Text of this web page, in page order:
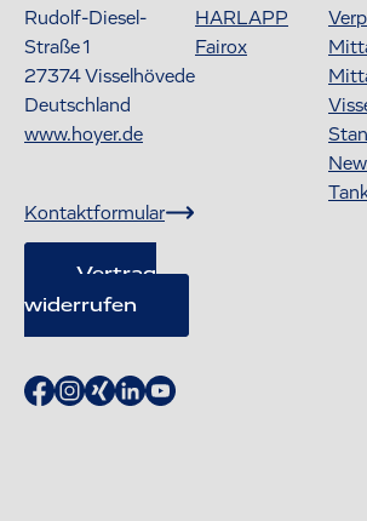
Rudolf-Diesel-
Straße 1
27374Visselhövede
Deutschland
www.hoyer.de
Kontaktformular
Vertrag
widerrufen
HARLAPP
Fairox